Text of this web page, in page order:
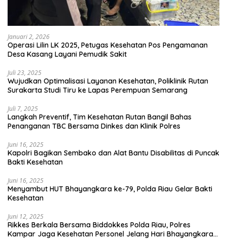
Januari 2, 2026
Operasi Lilin LK 2025, Petugas Kesehatan Pos Pengamanan
Desa Kasang Layani Pemudik Sakit
Juli 23, 2025
Wujudkan Optimalisasi Layanan Kesehatan, Poliklinik Rutan
Surakarta Studi Tiru ke Lapas Perempuan Semarang
Juli 7, 2025
Langkah Preventif, Tim Kesehatan Rutan Bangil Bahas
Penanganan TBC Bersama Dinkes dan Klinik Polres
Juni 16, 2025
Kapolri Bagikan Sembako dan Alat Bantu Disabilitas di Puncak
Bakti Kesehatan
Juni 16, 2025
Menyambut HUT Bhayangkara ke-79, Polda Riau Gelar Bakti
Kesehatan
Juni 12, 2025
Rikkes Berkala Bersama Biddokkes Polda Riau, Polres
Kampar Jaga Kesehatan Personel Jelang Hari Bhayangkara